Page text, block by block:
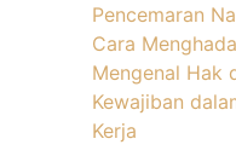
Pencemaran
Cara
Mengenal Hak
Kewajiban
Kerja